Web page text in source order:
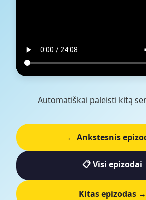
Automatiškai paleisti kitą
← Ankstesnis
📋 Visi epizodai
Kitas epizodas →